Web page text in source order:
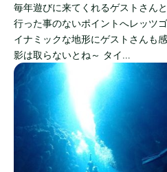
毎年遊びに来てくれるゲストさん
行った事のないポイントへレッツ
イナミックな地形にゲストさんも
影は取らないとね～ タイ…